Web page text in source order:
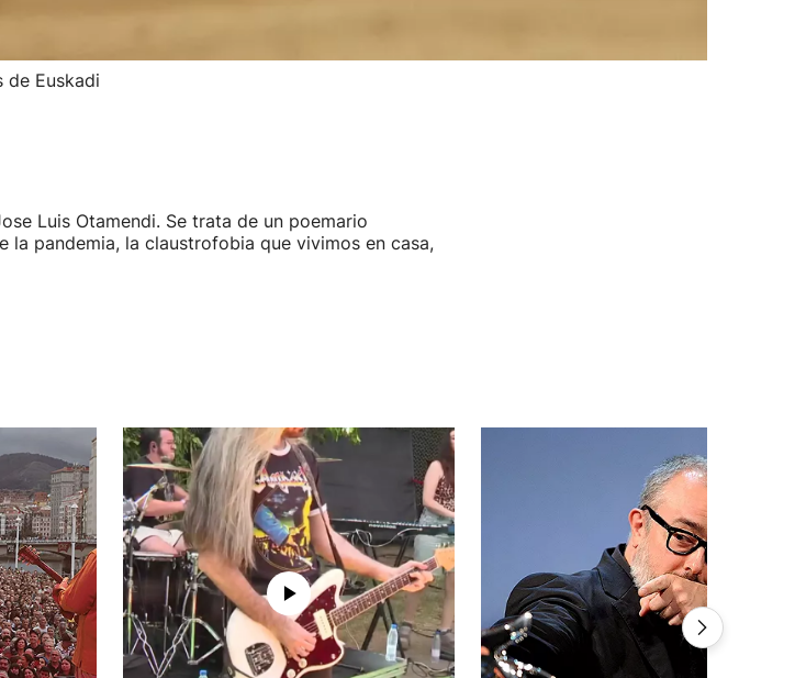
de Euskadi
Luis Otamendi. Se trata de un poemario
la pandemia, la claustrofobia que vivimos en casa,